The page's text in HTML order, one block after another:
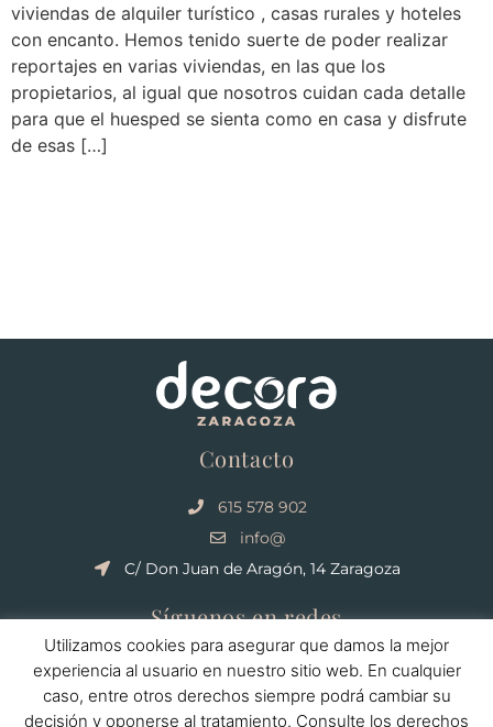
viviendas de alquiler turístico , casas rurales y hoteles
con encanto. Hemos tenido suerte de poder realizar
reportajes en varias viviendas, en las que los
propietarios, al igual que nosotros cuidan cada detalle
para que el huesped se sienta como en casa y disfrute
de esas […]
Contacto
615 578 902
info@
C/ Don Juan de Aragón, 14 Zaragoza
Síguenos en redes
Utilizamos cookies para asegurar que damos la mejor
experiencia al usuario en nuestro sitio web. En cualquier
caso, entre otros derechos siempre podrá cambiar su
decisión y oponerse al tratamiento. Consulte los derechos